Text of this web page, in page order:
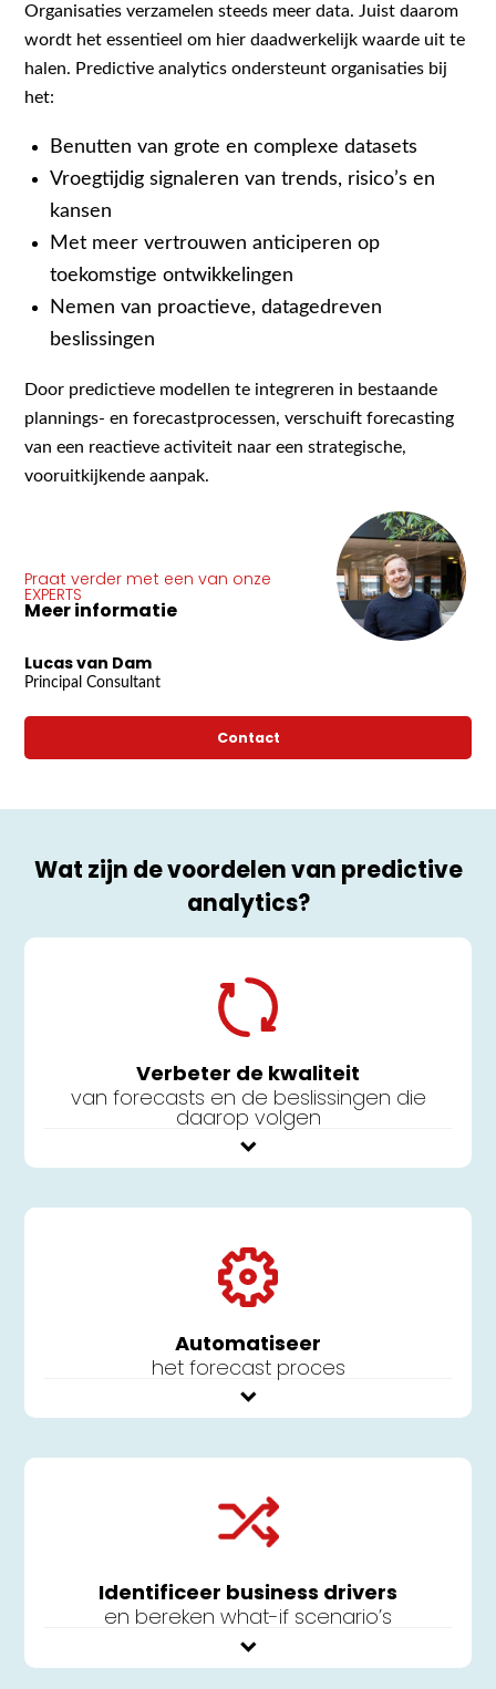
Organisaties verzamelen steeds meer data. Juist daarom
wordt het essentieel om hier daadwerkelijk waarde uit te
halen. Predictive analytics ondersteunt organisaties bij
het:
Benutten van grote en complexe datasets
Vroegtijdig signaleren van trends, risico’s en
kansen
Met meer vertrouwen anticiperen op
toekomstige ontwikkelingen
Nemen van proactieve, datagedreven
beslissingen
Door predictieve modellen te integreren in bestaande
plannings- en forecastprocessen, verschuift forecasting
van een reactieve activiteit naar een strategische,
vooruitkijkende aanpak.
Praat verder met een van onze
EXPERTS
Meer informatie
Lucas van Dam
Principal Consultant
Contact
Wat zijn de voordelen van predictive
analytics?
Verbeter de kwaliteit
van forecasts en de beslissingen die
daarop volgen
Automatiseer
het forecast proces
Identificeer business drivers
en bereken what-if scenario’s